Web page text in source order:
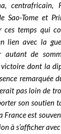
centrafricain,
Sao-Tome et
temps qui
lien avec la
autant de
victoire dont la
remarquée
pas loin de
son soutien
France est
à s’afficher